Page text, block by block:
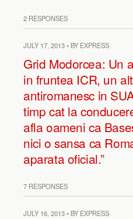
2 RESPONSES
JULY 17, 2013 • BY EXPRESS
Grid Modorcea: Un
in fruntea ICR, un
antiromanesc in
timp cat la
afla oameni ca
nici o sansa ca
aparata oficial.”
7 RESPONSES
JULY 16, 2013 • BY EXPRESS